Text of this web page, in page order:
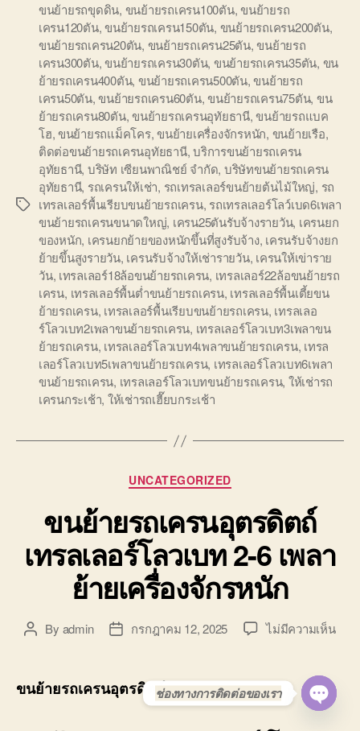
Tags
ขนย้ายรถขุดดิน, ขนย้ายรถเครน100ตัน,ขนย้ายรถ
เครน120ตัน,ขนย้ายรถเครน150ตัน, ขนย้ายรถเครน200ตัน,
ขนย้ายรถเครน20ตัน, ขนย้ายรถเครน25ตัน,ขนย้ายรถ
เครน300ตัน,ขนย้ายรถเครน30ตัน, ขนย้ายรถเครน35ตัน, ขน
ย้ายรถเครน400ตัน, ขนย้ายรถเครน500ตัน,ขนย้ายรถ
เครน50ตัน,ขนย้ายรถเครน60ตัน,ขนย้ายรถเครน75ตัน, ขน
ย้ายรถเครน80ตัน,ขนย้ายรถเครนอุทัยธานี,ขนย้ายรถแบค
โฮ,ขนย้ายรถแม็คโคร,ขนย้ายเครื่องจักรหนัก, ขนย้ายเรือ,
ติดต่อขนย้ายรถเครนอุทัยธานี,บริการขนย้ายรถเครน
อุทัยธานี, บริษัท เซียนพาณิชย์ จำกัด, บริษัทขนย้ายรถเครน
อุทัยธานี, รถเครนให้เช่า, รถเทรลเลอร์ขนย้ายต้นไม้ใหญ่, รถ
เทรลเลอร์พื้นเรียบขนย้ายรถเครน, รถเทรลเลอร์โลว์เบด6เพลา
ขนย้ายรถเครนขนาดใหญ่, เครน25ตันรับจ้างรายวัน, เครนยก
ของหนัก, เครนยกย้ายของหนักขึ้นที่สูงรับจ้าง, เครนรับจ้างยก
ย้ายขึ้นสูงรายวัน, เครนรับจ้างให้เช่ารายวัน, เครนให้เข่าราย
วัน, เทรลเลอร์18ล้อขนย้ายรถเครน, เทรลเลอร์22ล้อขนย้ายรถ
เครน, เทรลเลอร์พื้นต่ำขนย้ายรถเครน, เทรลเลอร์พื้นเตี้ยขน
ย้ายรถเครน, เทรลเลอร์พื้นเรียบขนย้ายรถเครน, เทรลเลอ
ร์โลวเบท2เพลาขนย้ายรถเครน, เทรลเลอร์โลวเบท3เพลาขน
ย้ายรถเครน, เทรลเลอร์โลวเบท4เพลาขนย้ายรถเครน, เทรล
เลอร์โลวเบท5เพลาขนย้ายรถเครน, เทรลเลอร์โลวเบท6เพลา
ขนย้ายรถเครน, เทรลเลอร์โลวเบทขนย้ายรถเครน, ให้เช่ารถ
เครนกระเช้า, ให้เช่ารถเฮี๊ยบกระเช้า
Categories
UNCATEGORIZED
ขนย้ายรถเครนอุตรดิตถ์
เทรลเลอร์โลวเบท 2-6 เพลา
ย้ายเครื่องจักรหนัก
PostBy admin
Postกรกฎาคม 12, 2025 ไม่มีความเห็นบน
รถ
เครน
ขนย้ายรถเครนอุตรดิตถ์ช่องทางการติดต่อของเรา